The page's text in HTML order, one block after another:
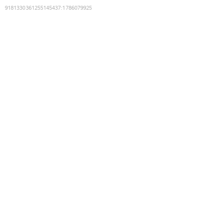
9181330361255145437:1786079925